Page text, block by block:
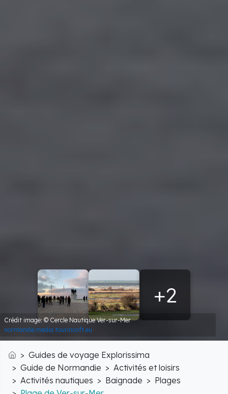
+2
Crédit image: © Cercle Nautique Ver-sur-Mer
normandie.media.tourinsoft.eu
Accueil
Guides de voyage Explorissima
Guide de Normandie
Activités et loisirs
Activités nautiques
Baignade
Plages